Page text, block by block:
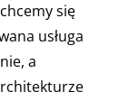
się
usługa
a